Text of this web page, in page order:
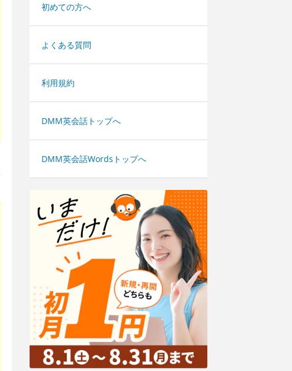
初めての方へ
よくある質問
利用規約
DMM英会話トップへ
DMM英会話Wordsトップへ